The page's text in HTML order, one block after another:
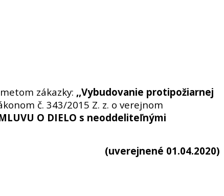
zákazky: ,,Vybudovanie protipožiarnej
č. 343/2015 Z. z. o verejnom
O DIELO s neoddeliteľnými
(uverejnené 01.04.2020)